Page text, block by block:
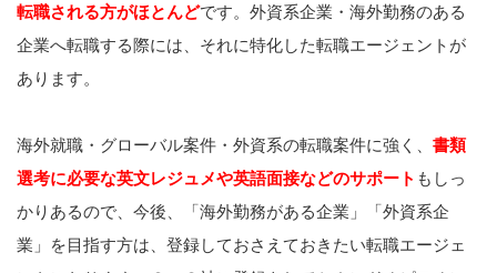
転職される方がほとんどです。外資系企業・海外勤務のある
企業へ転職する際には、それに特化した転職エージェントが
あります。
海外就職・グローバル案件・外資系の転職案件に強く、 書類
選考に必要な英文レジュメや英語面接などのサポート もしっ
かりあるので、今後、「海外勤務がある企業」「外資系企
業」を目指す方は、登録しておさえておきたい転職エージェ